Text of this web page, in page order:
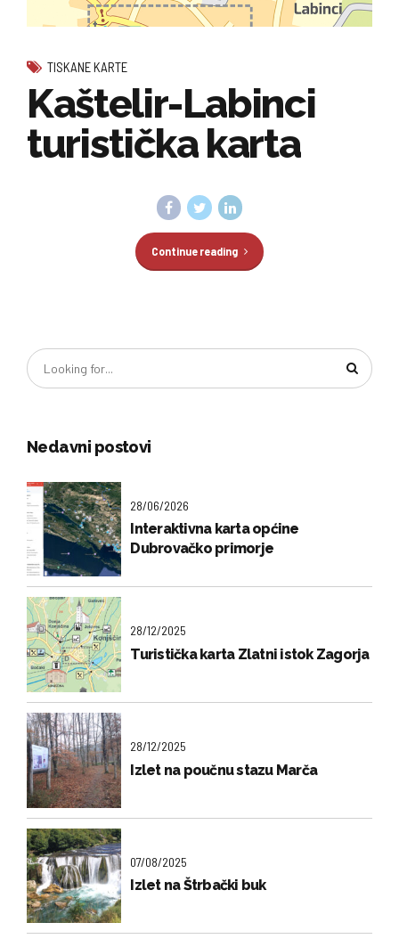
TISKANE KARTE
Kaštelir-Labinci
turistička karta
Continue reading
Nedavni postovi
28/06/2026
Interaktivna karta općine
Dubrovačko primorje
28/12/2025
Turistička karta Zlatni istok Zagorja
28/12/2025
Izlet na poučnu stazu Marča
07/08/2025
Izlet na Štrbački buk